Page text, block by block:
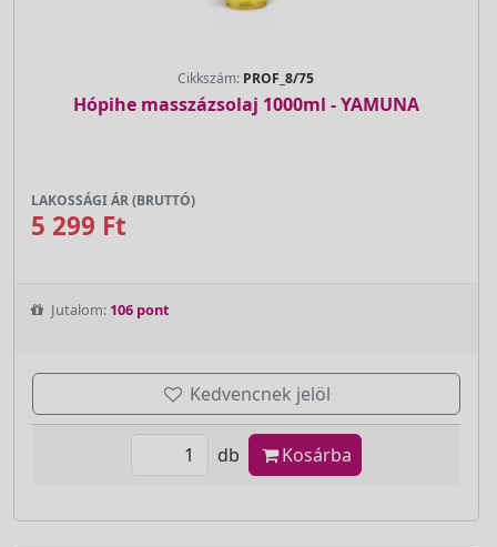
Cikkszám: PROF_8/75
Hópihe masszázsolaj 1000ml - YAMUNA
LAKOSSÁGI ÁR (BRUTTÓ)
5 299 Ft
Jutalom: 106 pont
Kedvencnek jelöl
db Kosárba